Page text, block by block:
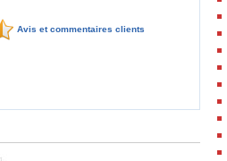
Avis et commentaires clients